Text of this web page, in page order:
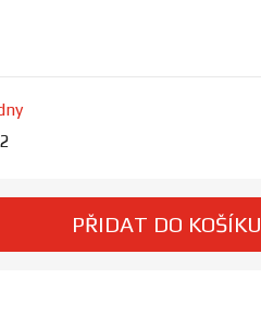
PŘIDAT DO KOŠÍKU